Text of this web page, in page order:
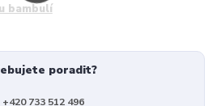
bambulí
poradit?
+420 733 512 496